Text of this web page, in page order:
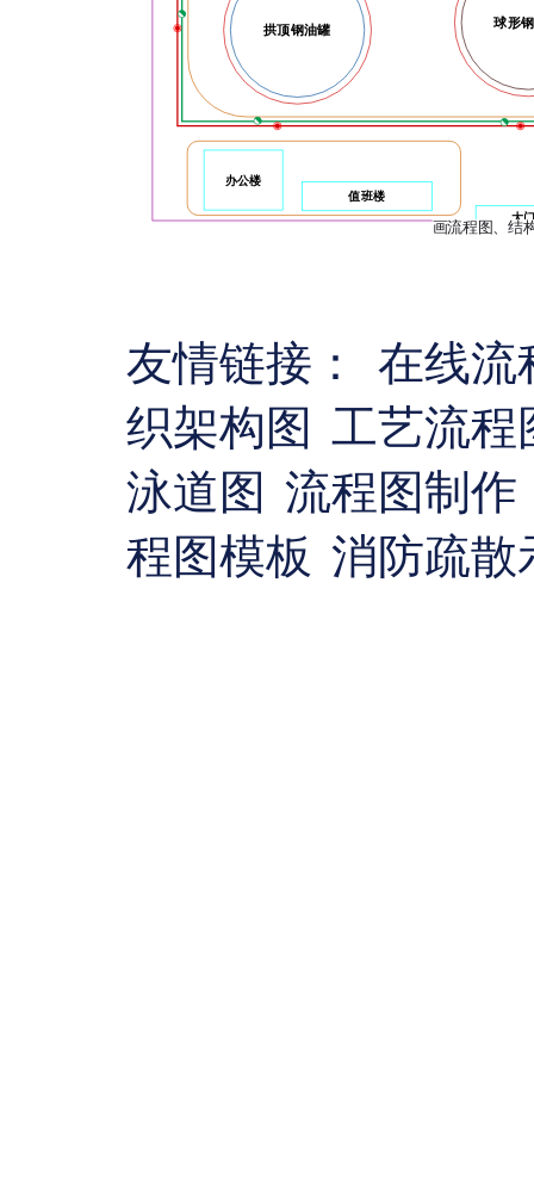
友情链接：
在线
织架构图 工艺流
泳道图 流程图制作
程图模板 消防疏散